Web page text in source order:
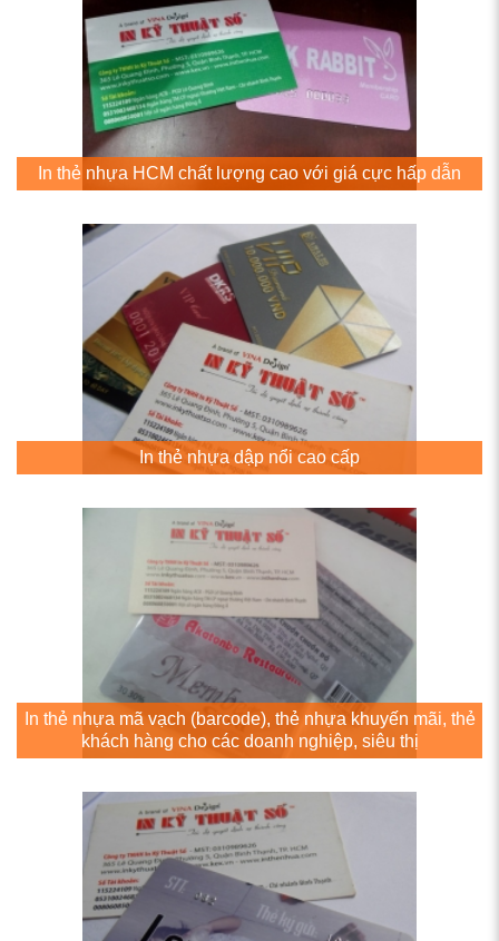
In thẻ nhựa HCM chất lượng cao với giá cực hấp dẫn
In thẻ nhựa dập nổi cao cấp
In thẻ nhựa mã vạch (barcode), thẻ nhựa khuyến mãi, thẻ
khách hàng cho các doanh nghiệp, siêu thị